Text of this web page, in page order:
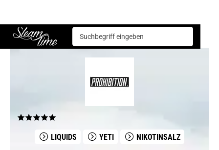
Steam time
Liquids Orange Mango NicSalt Liquid by Yeti
LIQUIDS YETI NIKOTINSALZ